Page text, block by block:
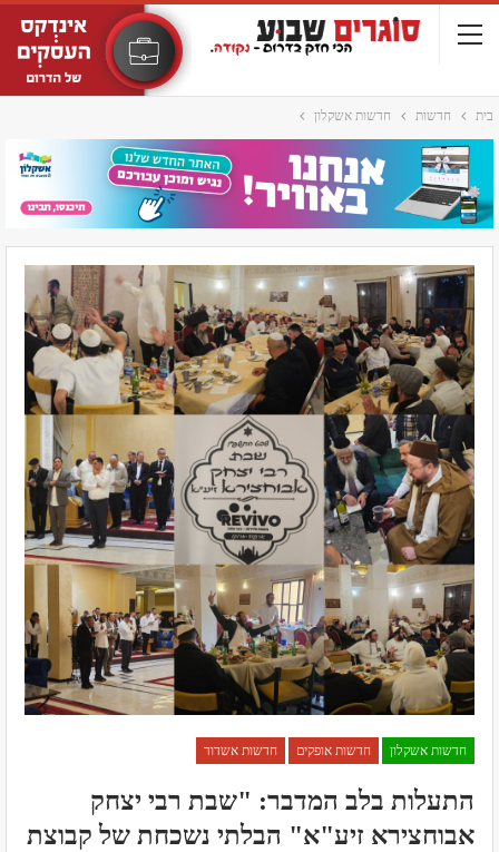
בית חדשות חדשות אשקלון
חדשות אשקלון חדשות אופקים חדשות אשדוד
התעלות בלב המדבר: "שבת רבי יצחק
אבוחצירא זיע"א" הבלתי נשכחת של קבוצת